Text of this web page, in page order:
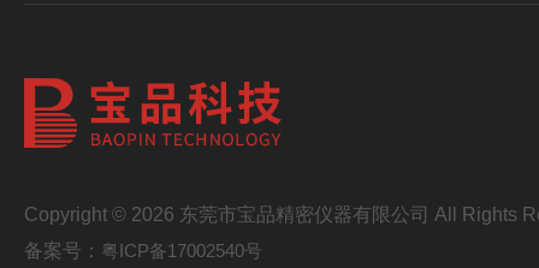
Copyright © 2026 东莞市宝品精密仪器有限公司 All Rights
备案号： 粤ICP备17002540号